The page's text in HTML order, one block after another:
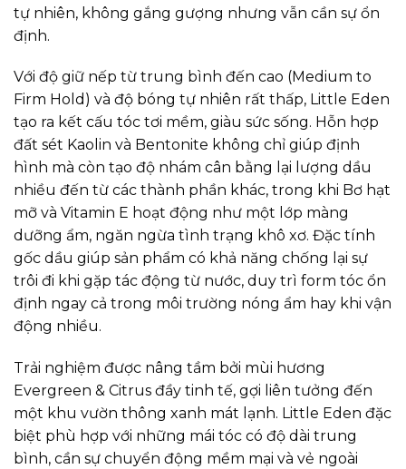
tự nhiên, không gắng gượng nhưng vẫn cần sự ổn
định.
Với độ giữ nếp từ trung bình đến cao (Medium to
Firm Hold) và độ bóng tự nhiên rất thấp, Little Eden
tạo ra kết cấu tóc tơi mềm, giàu sức sống. Hỗn hợp
đất sét Kaolin và Bentonite không chỉ giúp định
hình mà còn tạo độ nhám cân bằng lại lượng dầu
nhiều đến từ các thành phần khác, trong khi Bơ hạt
mỡ và Vitamin E hoạt động như một lớp màng
dưỡng ẩm, ngăn ngừa tình trạng khô xơ. Đặc tính
gốc dầu giúp sản phẩm có khả năng chống lại sự
trôi đi khi gặp tác động từ nước, duy trì form tóc ổn
định ngay cả trong môi trường nóng ẩm hay khi vận
động nhiều.
Trải nghiệm được nâng tầm bởi mùi hương
Evergreen & Citrus đầy tinh tế, gợi liên tưởng đến
một khu vườn thông xanh mát lạnh. Little Eden đặc
biệt phù hợp với những mái tóc có độ dài trung
bình, cần sự chuyển động mềm mại và vẻ ngoài